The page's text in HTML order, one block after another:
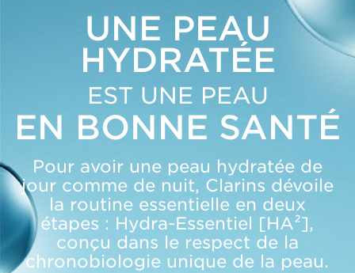
UNE PEAU
HYDRATÉE
EST UNE PEAU
EN BONNE SANTÉ
Pour avoir une peau hydratée de
jour comme de nuit, Clarins dévoile
la routine essentielle en deux
étapes : Hydra-Essentiel [HA²],
conçu dans le respect de la
chronobiologie unique de la peau.